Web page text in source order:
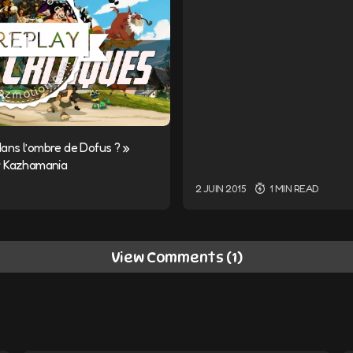
l’ombre de Dofus ? »
2 JUIN 2015 1 MIN READ
View Comments (1)